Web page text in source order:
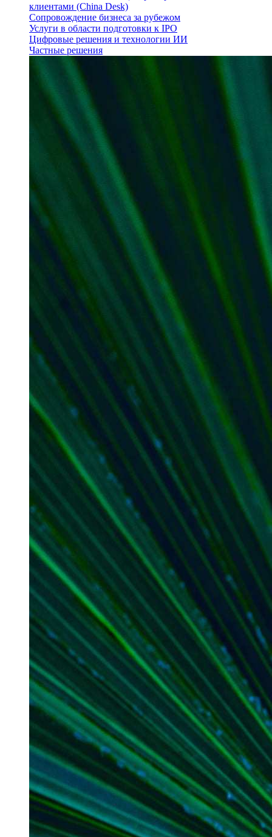
клиентами (China Desk)
Сопровождение бизнеса за рубежом
Услуги в области подготовки к IPO
Цифровые решения и технологии ИИ
Частные решения